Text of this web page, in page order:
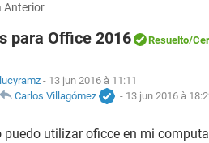
Anterior
para Office 2016 Resuelto/
lucyramz - 13 jun 2016 à 11:11
Carlos Villagómez
- 13 jun 2016 à
puedo utilizar oficce en mi